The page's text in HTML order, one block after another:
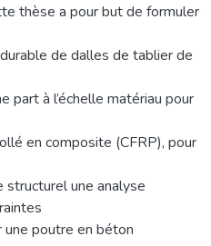
thèse a pour but de formuler
de dalles de tablier de
part à l’échelle matériau pour
en composite (CFRP), pour
structurel une analyse
poutre en béton